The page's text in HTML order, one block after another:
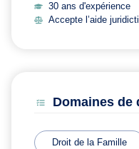
30 ans d'expérience
Accepte l’aide
Domaines de
Droit de la Famille